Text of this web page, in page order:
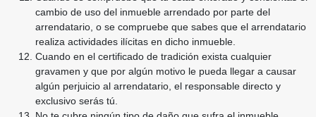
cambio de uso del inmueble arrendado por parte del
arrendatario, o se compruebe que sabes que el arrendatario
realiza actividades ilícitas en dicho inmueble.
Cuando en el certificado de tradición exista cualquier
gravamen y que por algún motivo le pueda llegar a causar
algún perjuicio al arrendatario, el responsable directo y
exclusivo serás tú.